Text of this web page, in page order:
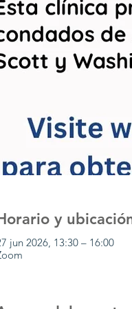
y
jun 2026, 13:30 – 16:00